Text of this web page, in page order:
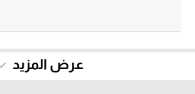
عرض المزيد